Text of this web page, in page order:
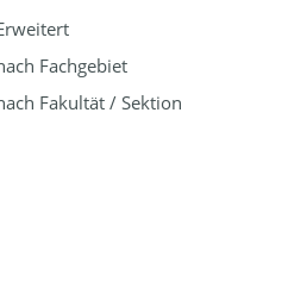
Fachgebiet
Fakultät / Sektion